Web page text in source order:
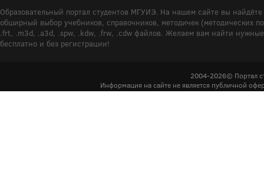
Образовательный портал студентов МГУИЭ. На нашем сайте вы
обширный выбор учебников, справочников, методичек (методических
.frt, .m3d, .a3d, .spw, .kdw, .frw, .cdw файлов. Желаем вам найти
бесплатно и без регистрации!
2004-2026© Портал
Информация на сайте не является публичной